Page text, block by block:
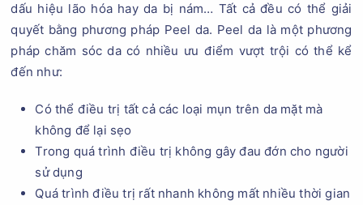
dấu hiệu lão hóa hay da bị nám… Tất cả đều có thể giải
quyết bằng phương pháp Peel da. Peel da là một phương
pháp chăm sóc da có nhiều ưu điểm vượt trội có thể kể
đến như:
Có thể điều trị tất cả các loại mụn trên da mặt mà
không để lại sẹo
Trong quá trình điều trị không gây đau đớn cho người
sử dụng
Quá trình điều trị rất nhanh không mất nhiều thời gian